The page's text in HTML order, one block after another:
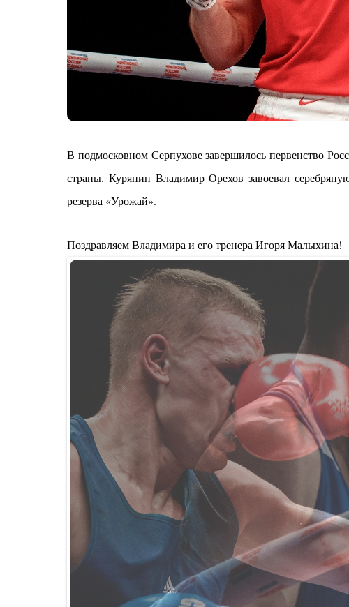
В подмосковном Серпухове завершилось первенство
страны. Курянин Владимир Орехов завоевал
резерва «Урожай».
Поздравляем Владимира и его тренера Игоря Малыхина!